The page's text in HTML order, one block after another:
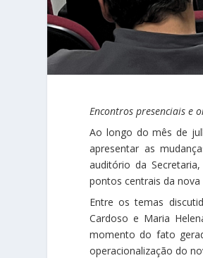
Encontros presenciais e
Ao longo do mês de
apresentar as
auditório da
pontos centrais da nova
Entre os temas
Cardoso e Maria
momento do fato
operacionalização do